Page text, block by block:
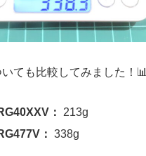
ても比較してみました！📊
：
213g
： 338g